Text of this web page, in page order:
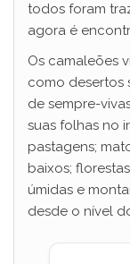
todos foram
agora é
Os camaleões
como desertos
de sempre-
suas folhas no
pastagens;
baixos;
úmidas e
desde o nível